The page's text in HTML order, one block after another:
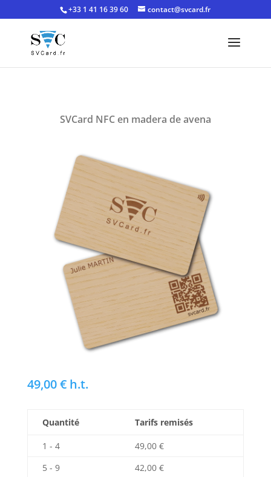
+33 1 41 16 39 60 contact@svcard.fr
SVCard NFC en madera de avena
49,00€ h.t.
Quantité Tarifs remisés
1 - 4 49,00 €
5 - 9
42,00 €